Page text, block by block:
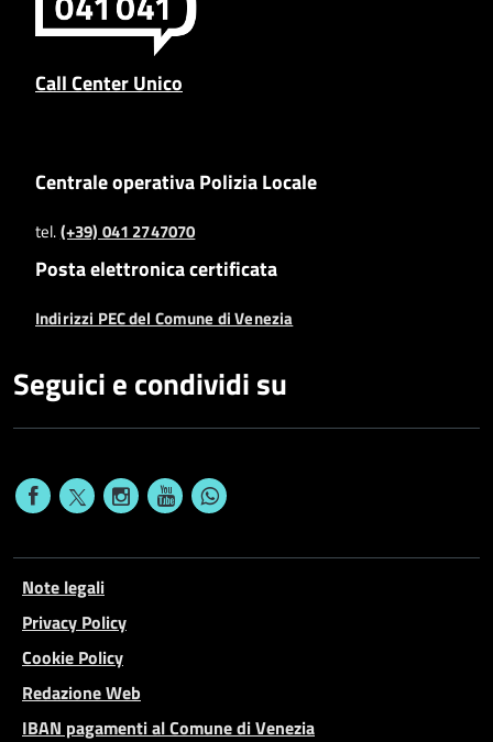
Call Center Unico
Centrale operativa Polizia Locale
tel.(+39) 041 2747070
Posta elettronica certificata
Indirizzi PEC del Comune di Venezia
Seguici e condividi su
Note legali
Privacy Policy
Cookie Policy
Redazione Web
IBAN pagamenti al Comune di Venezia